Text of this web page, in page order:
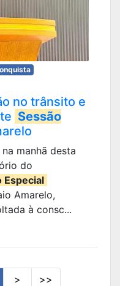
no trânsito e
Sessão
manhã desta
do
Especial
Amarelo,
à consc...
> >>